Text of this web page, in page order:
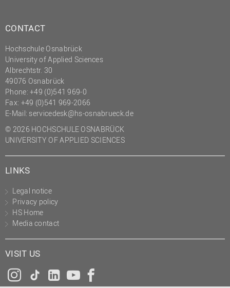
CONTACT
Hochschule Osnabrück
University of Applied Sciences
Albrechtstr. 30
49076 Osnabrück
Phone: +49 (0)541 969-0
Fax: +49 (0)541 969-2066
E-Mail: servicedesk@hs-osnabrueck.de
© 2026 HOCHSCHULE OSNABRÜCK
UNIVERSITY OF APPLIED SCIENCES
LINKS
Legal notice
Privacy policy
HS Home
Media contact
VISIT US
Instagram
Tiktok
LinkedInYouTube